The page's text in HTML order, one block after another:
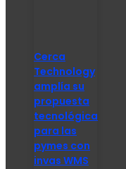
Cerca
Technology
amplía su
propuesta
tecnológica
para las
pymes con
invas WMS